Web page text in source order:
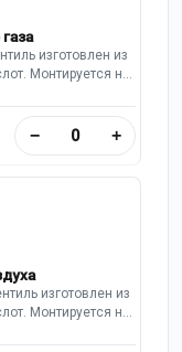
изготовлен из
Монтируется на
выпуска: 95
− +
изготовлен из
Монтируется на
выпуска: 95